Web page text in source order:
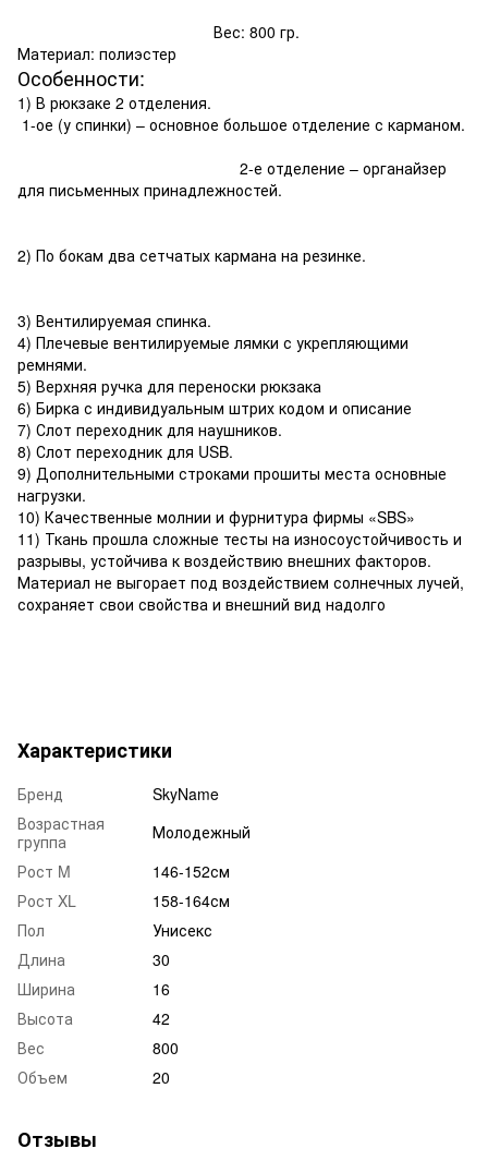
Вес: 800 гр.
Материал: полиэстер
Особенности:
1) В рюкзаке 2 отделения.
1-ое (у спинки) – основное большое отделение с карманом.
2-е отделение – органайзер
для письменных принадлежностей.
2) По бокам два сетчатых кармана на резинке.
3) Вентилируемая спинка.
4) Плечевые вентилируемые лямки с укрепляющими
ремнями.
5) Верхняя ручка для переноски рюкзака
6) Бирка с индивидуальным штрих кодом и описание
7) Слот переходник для наушников.
8) Слот переходник для USB.
9) Дополнительными строками прошиты места основные
нагрузки.
10) Качественные молнии и фурнитура фирмы «SBS»
11) Ткань прошла сложные тесты на износоустойчивость и
разрывы, устойчива к воздействию внешних факторов.
Материал не выгорает под воздействием солнечных лучей,
сохраняет свои свойства и внешний вид надолго
Характеристики
Бренд
SkyName
Возрастная
группа
Молодежный
Рост M
146-152см
Рост XL
158-164см
Пол
Унисекс
Длина
30
Ширина
16
Высота
42
Вес
800
Объем
20
Отзывы